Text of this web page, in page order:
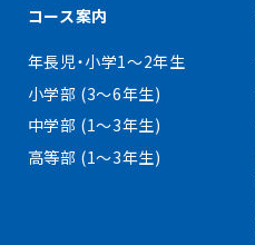
コース案内
年長児・小学1〜2年生
小学部 (3〜6年生)
中学部 (1〜3年生)
高等部 (1〜3年生)